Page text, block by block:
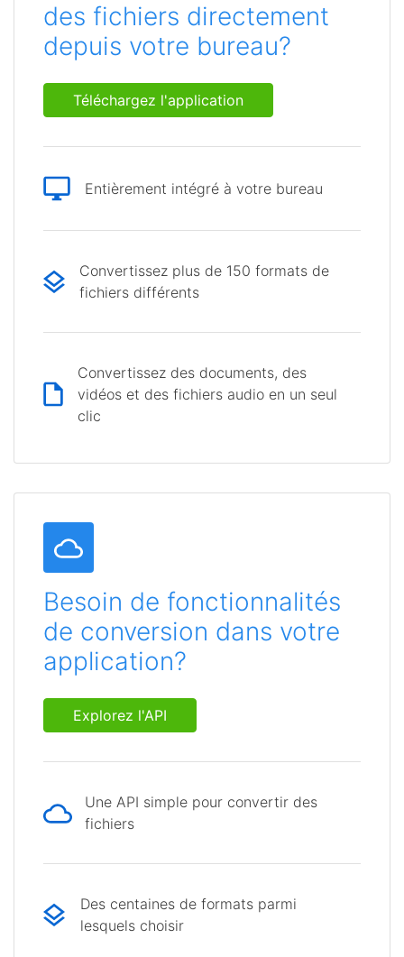
des fichiers directement
depuis votre bureau?
Téléchargez l'application
Entièrement intégré à votre bureau
Convertissez plus de 150 formats de
fichiers différents
Convertissez des documents, des
vidéos et des fichiers audio en un seul
clic
Besoin de fonctionnalités
de conversion dans votre
application?
Explorez l'API
Une API simple pour convertir des
fichiers
Des centaines de formats parmi
lesquels choisir